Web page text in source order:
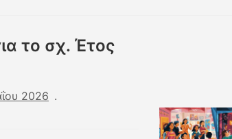
το σχ. Έτος
2026 .